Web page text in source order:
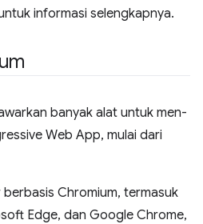
informasi selengkapnya.
banyak alat untuk men-
Web App, mulai dari
Chromium, termasuk
Edge, dan Google Chrome,